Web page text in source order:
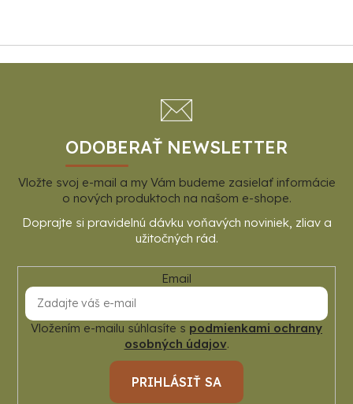
ODOBERAŤ NEWSLETTER
Vložte svoj e-mail a my Vám budeme zasielať informácie
o nových produktoch na našom e-shope.
Email
Vložením e-mailu súhlasíte s podmienkami ochrany
osobných údajov.
PRIHLÁSIŤ SA